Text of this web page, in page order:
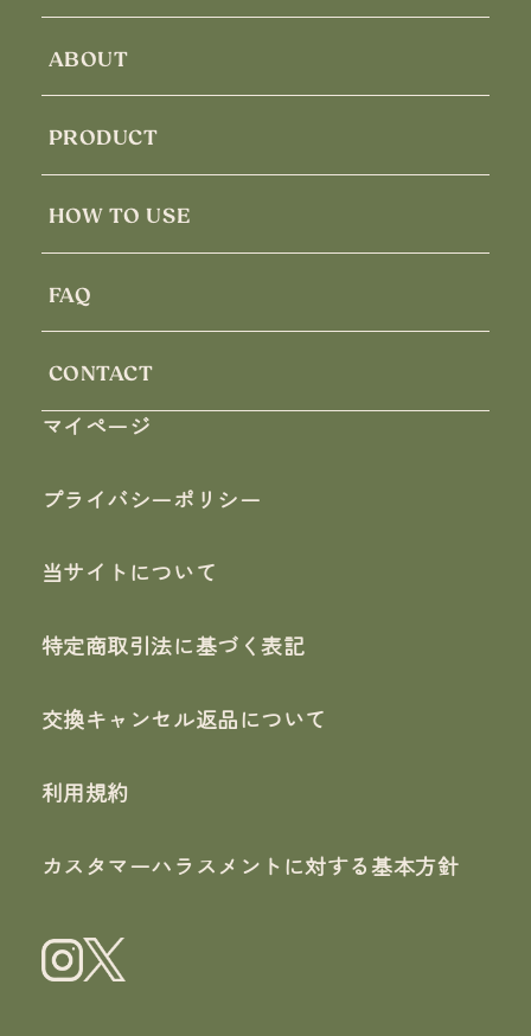
ABOUT
PRODUCT
HOW TO USE
FAQ
CONTACT
マイページ
プライバシーポリシー
当サイトについて
特定商取引法に基づく表記
交換キャンセル返品について
利用規約
カスタマーハラスメントに対する基本方針